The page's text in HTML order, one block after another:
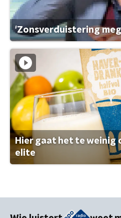
'Zonsverduistering
Hier gaat het te weinig
elite